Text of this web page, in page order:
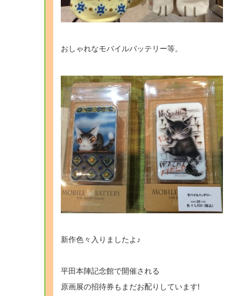
おしゃれなモバイルバッテリー等。
新作色々入りましたよ♪
平田本陣記念館で開催される
原画展の招待券もまだお配りしています!